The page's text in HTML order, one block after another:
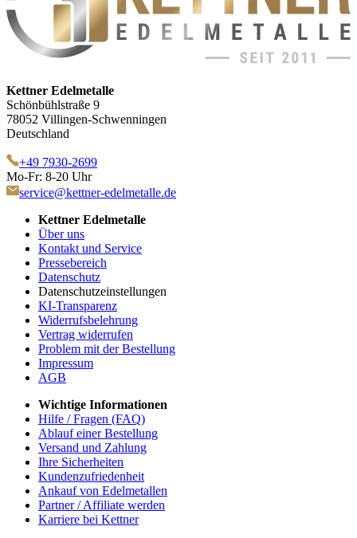
Kettner Edelmetalle
Schönbühlstraße 9
78052 Villingen-Schwenningen
Deutschland
+49 7930-2699
Mo-Fr: 8-20 Uhr
service@kettner-edelmetalle.de
Kettner Edelmetalle
Über uns
Kontakt und Service
Pressebereich
Datenschutz
Datenschutzeinstellungen
KI-Transparenz
Widerrufsbelehrung
Vertrag widerrufen
Problem mit der Bestellung
Impressum
AGB
Wichtige Informationen
Hilfe / Fragen (FAQ)
Ablauf einer Bestellung
Versand und Zahlung
Ihre Sicherheiten
Kundenzufriedenheit
Ankauf von Edelmetallen
Partner / Affiliate werden
Karriere bei Kettner